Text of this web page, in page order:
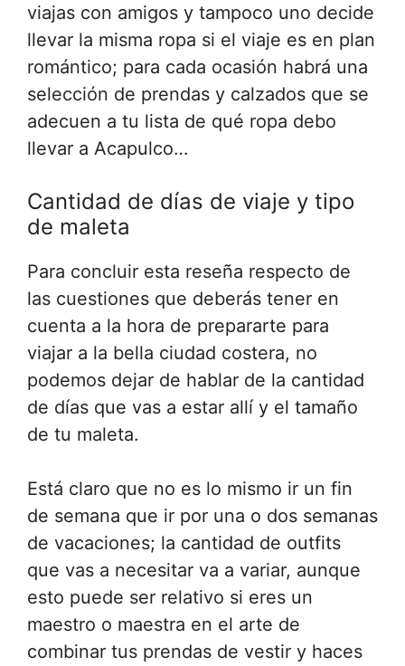
viajas con amigos y tampoco uno decide
llevar la misma ropa si el viaje es en plan
romántico; para cada ocasión habrá una
selección de prendas y calzados que se
adecuen a tu lista de qué ropa debo
llevar a Acapulco…
Cantidad de días de viaje y tipo
de maleta
Para concluir esta reseña respecto de
las cuestiones que deberás tener en
cuenta a la hora de prepararte para
viajar a la bella ciudad costera, no
podemos dejar de hablar de la cantidad
de días que vas a estar allí y el tamaño
de tu maleta.
Está claro que no es lo mismo ir un fin
de semana que ir por una o dos semanas
de vacaciones; la cantidad de outfits
que vas a necesitar va a variar, aunque
esto puede ser relativo si eres un
maestro o maestra en el arte de
combinar tus prendas de vestir y haces